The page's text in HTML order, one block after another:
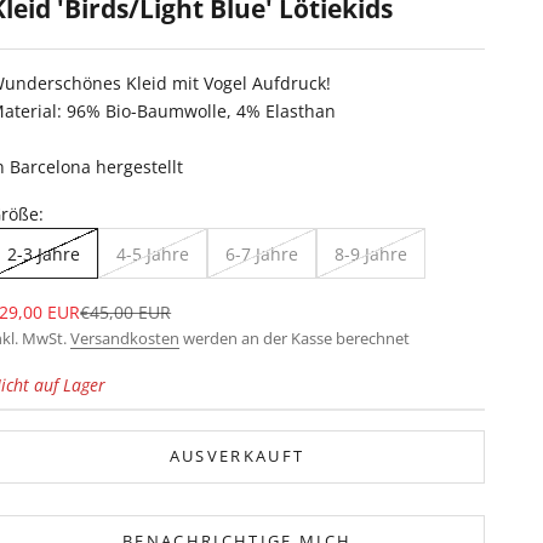
'Birds/Light Blue' Lötiekids
Kleid mit Vogel Aufdruck!
96% Bio-Baumwolle, 4% Elasthan
Barcelona hergestellt
2-3 Jahre
4-5 Jahre 6-7 Jahre 8-9 Jahre
EURRegulärer Preis
€45,00 EUR
MwSt.Versandkosten werden an der Kasse berechnet
auf Lager
AUSVERKAUFT